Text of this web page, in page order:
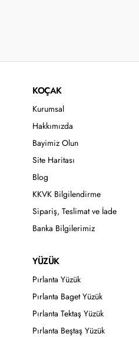
KOÇAK
Kurumsal
Hakkımızda
Bayimiz Olun
Site Haritası
Blog
KKVK Bilgilendirme
Sipariş, Teslimat ve İade
Banka Bilgilerimiz
YÜZÜK
Pırlanta Yüzük
Pırlanta Baget Yüzük
Pırlanta Tektaş Yüzük
Pırlanta Beştaş Yüzük